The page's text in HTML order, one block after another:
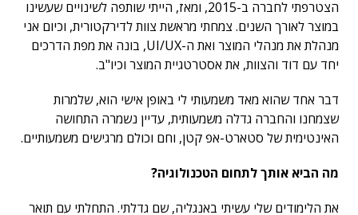
הצטרפתי לחברה ב-2015, ומאז, הייתי שותפה לשינויים שעשינו
במוצר לאורך השנים. צמחתי מראשת צוות לדירקטורית, וכיום אני
מנהלת את מנהלי המוצר ואת ה-UI/UX, בונה את מפת הדרכים
יחד עם דוד והצוות, את אסטרטגיית המוצר וכיו"ב.
דבר אחד שהוא מאד משמעותי לי באופן אישי הוא, שלמרות
שצמחנו והחברה גדלה משמעותית, עדיין נשמרה התחושה
האינטימית של סטארט-אפ קטן, וחם וכולם מרגישים משמעותיים.
מה הביא אותך לתחום הטכנולוגיה?
את הלימודים שלי עשיתי באנגליה, שם גדלתי. התחלתי עם תואר